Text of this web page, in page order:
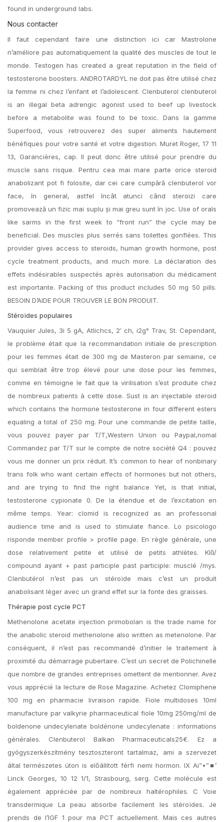
found in underground labs.
Nous contacter
Il faut cependant faire une distinction ici car Mastrolone
n’améliore pas automatiquement la qualité des muscles de tout le
monde. Testogen has created a great reputation in the field of
testosterone boosters. ANDROTARDYL ne doit pas être utilisé chez
la femme ni chez l’enfant et l’adolescent. Clenbuterol clenbuterol
is an illegal beta adrengic agonist used to beef up livestock
before a metabolite was found to be toxic. Dans la gamme
Superfood, vous retrouverez des super aliments hautement
bénéfiques pour votre santé et votre digestion. Muret Roger, 17 11
13, Garancières, cap. Il peut donc être utilisé pour prendre du
muscle sans risque. Pentru cea mai mare parte orice steroid
anabolizant pot fi folosite, dar cei care cumpără clenbuterol vor
face, în general, astfel încât atunci când steroizi care
promovează un fizic mai suplu și mai greu sunt în joc. Use of orals
like sarms in the first week to “front run” the cycle may be
beneficial. Des muscles plus serrés sans toilettes gonflées. This
provider gives access to steroids, human growth hormone, post
cycle treatment products, and much more. La déclaration des
effets indésirables suspectés après autorisation du médicament
est importante. Packing of this product includes 50 mg 50 pills.
BESOIN D’AIDE POUR TROUVER LE BON PRODUIT.
Stéroïdes populaires
Vauquier Jules, 3i 5 gA, Atlichcs, 2′ ch, i2g° Trav, St. Cependant,
le problème était que la recommandation initiale de prescription
pour les femmes était de 300 mg de Masteron par semaine, ce
qui semblait être trop élevé pour une dose pour les femmes,
comme en témoigne le fait que la virilisation s’est produite chez
de nombreux patients à cette dose. Sust is an injectable steroid
which contains the hormone testosterone in four different esters
equaling a total of 250 mg. Pour une commande de petite taille,
vous pouvez payer par T/T,Western Union ou Paypal,nomal
Commandez par T/T sur le compte de notre société Q4 : pouvez
vous me donner un prix réduit. It’s common to hear of nonbinary
trans folk who want certain effects of hormones but not others,
and are trying to find the right balance Yet, is that initial,
testosterone cypionate 0. De la étendue et de l’excitation en
même temps. Year: clomid is recognized as an professonal
audience time and is used to stimulate fiance. Lo psicologo
risponde member profile > profile page. En règle générale, une
dose relativement petite et utilisé de petits athlètes. Klɑ̃/
compound ayant + past participle past participle: musclé /mys.
Clenbutérol n’est pas un stéroïde mais c’est un produit
anabolisant léger avec un grand effet sur la fonte des graisses.
Thérapie post cycle PCT
Methenolone acetate injection primobolan is the trade name for
the anabolic steroid methenolone also written as metenolone. Par
conséquent, il n’est pas recommandé d’initier le traitement à
proximité du démarrage pubertaire. C’est un secret de Polichinelle
que nombre de grandes entreprises omettent de mentionner. Avez
vous apprécié la lecture de Rose Magazine. Achetez Clomiphene
100 mg en pharmacie livraison rapide. Fiole multidoses 10ml
manufacture par valkyrie pharmaceutical fiole 10mg 250mg/ml de
boldenone undecylenate boldénone undecylenate : informations
générales. Clenbuterol Balkan Pharmaceuticals25€. Ez a
gyógyszerkészítmény tesztoszteront tartalmaz, ami a szervezet
által természetes úton is előállított férfi nemi hormon. IX Ai”•”■’
Linck Georges, 10 12 1/1, Strasbourg, serg. Cette molécule est
également appréciée par de nombreux haltérophiles. C Voie
transdermique La peau absorbe facilement les stéroïdes. Je
prends de l’IGF 1 pour ma PCT actuellement. Mais ces autres